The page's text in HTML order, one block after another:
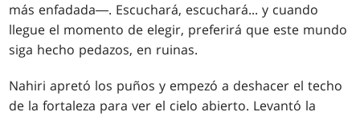
más enfadada―. Escuchará, escuchará... y cuando
llegue el momento de elegir, preferirá que este mundo
siga hecho pedazos, en ruinas.
Nahiri apretó los puños y empezó a deshacer el techo
de la fortaleza para ver el cielo abierto. Levantó la